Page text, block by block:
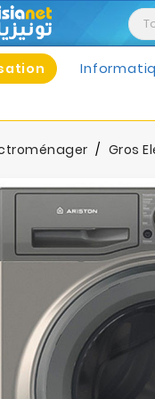
Gros